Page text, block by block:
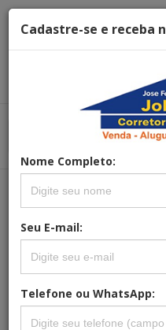
Menu Principal
REFERÊNCIA: AP-0003
APARTAMENTO
VENDA NO
POÇOS DE
Cadastre-se e receba
Nome Completo:
Seu E-mail:
Telefone ou WhatsApp: